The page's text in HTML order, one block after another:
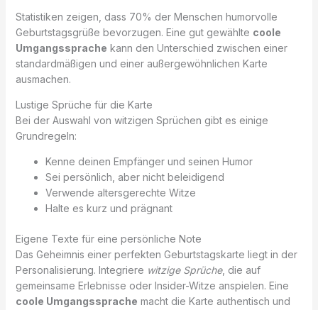
Statistiken zeigen, dass 70% der Menschen humorvolle
Geburtstagsgrüße bevorzugen. Eine gut gewählte coole
Umgangssprache kann den Unterschied zwischen einer
standardmäßigen und einer außergewöhnlichen Karte
ausmachen.
Lustige Sprüche für die Karte
Bei der Auswahl von witzigen Sprüchen gibt es einige
Grundregeln:
Kenne deinen Empfänger und seinen Humor
Sei persönlich, aber nicht beleidigend
Verwende altersgerechte Witze
Halte es kurz und prägnant
Eigene Texte für eine persönliche Note
Das Geheimnis einer perfekten Geburtstagskarte liegt in der
Personalisierung. Integriere witzige Sprüche, die auf
gemeinsame Erlebnisse oder Insider-Witze anspielen. Eine
coole Umgangssprache macht die Karte authentisch und